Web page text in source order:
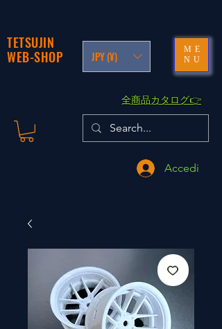
TETSUJIN
WEB-SHOP
JPY (¥)
ME
NU
​全商品カタログ👉
Accedi